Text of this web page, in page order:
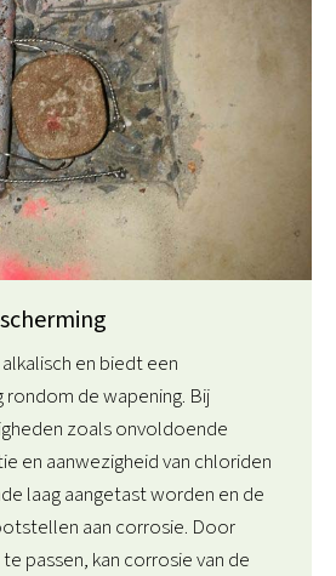
en biedt een
de wapening. Bij
zoals onvoldoende
en aanwezigheid van chloriden
laag aangetast worden en de
aan corrosie. Door
passen, kan corrosie van de